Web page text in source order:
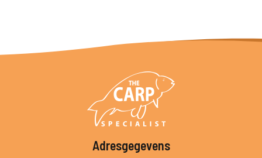
Adresgegevens